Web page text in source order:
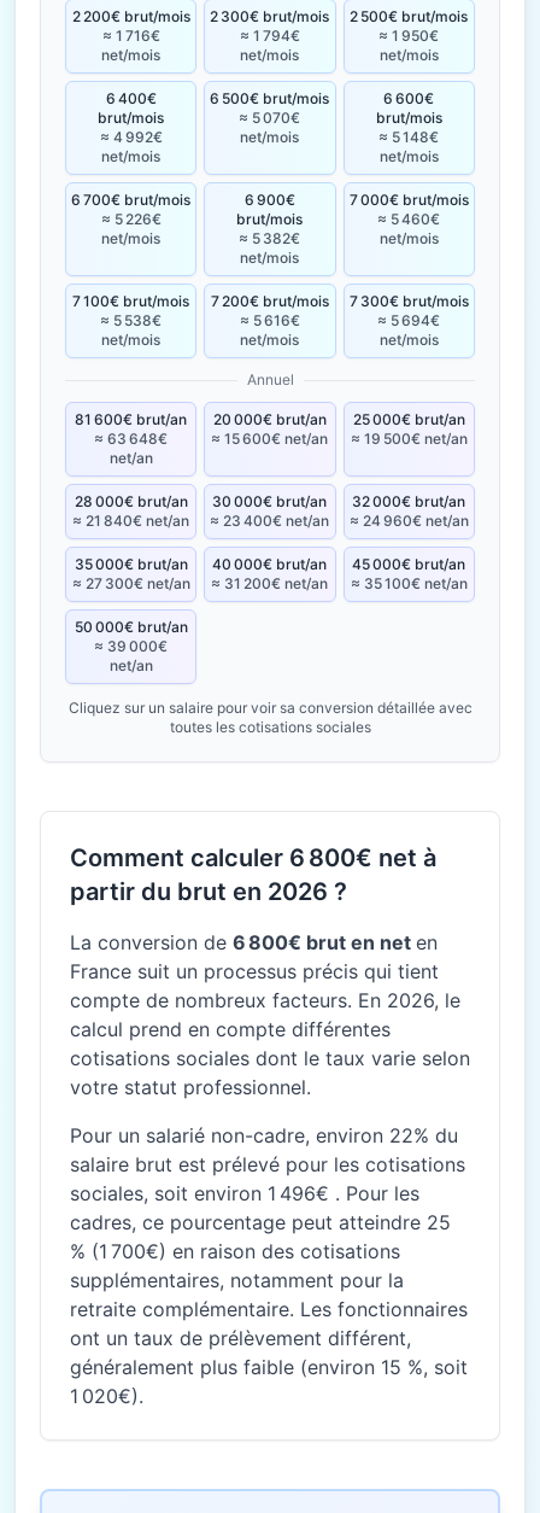
2 200€ brut/mois
≈ 1 716€
net/mois
2 300€ brut/mois
≈ 1 794€
net/mois
2 500€ brut/mois
≈ 1 950€
net/mois
6 400€
brut/mois
≈ 4 992€
net/mois
6 500€ brut/mois
≈ 5 070€
net/mois
6 600€
brut/mois
≈ 5 148€
net/mois
6 700€ brut/mois
≈ 5 226€
net/mois
6 900€
brut/mois
≈ 5 382€
net/mois
7 000€ brut/mois
≈ 5 460€
net/mois
7 100€ brut/mois
≈ 5 538€
net/mois
7 200€ brut/mois
≈ 5 616€
net/mois
7 300€ brut/mois
≈ 5 694€
net/mois
Annuel
81 600€ brut/an
≈ 63 648€
net/an
20 000€ brut/an
≈ 15 600€ net/an
25 000€ brut/an
≈ 19 500€ net/an
28 000€ brut/an
≈ 21 840€ net/an
30 000€ brut/an
≈ 23 400€ net/an
32 000€ brut/an
≈ 24 960€ net/an
35 000€ brut/an
≈ 27 300€ net/an
40 000€ brut/an
≈ 31 200€ net/an
45 000€ brut/an
≈ 35 100€ net/an
50 000€ brut/an
≈ 39 000€
net/an
Cliquez sur un salaire pour voir sa conversion détaillée avec
toutes les cotisations sociales
Comment calculer 6 800€ net à
partir du brut en 2026 ?
La conversion de 6 800€ brut en net en
France suit un processus précis qui tient
compte de nombreux facteurs. En 2026, le
calcul prend en compte différentes
cotisations sociales dont le taux varie selon
votre statut professionnel.
Pour un salarié non-cadre, environ 22% du
salaire brut est prélevé pour les cotisations
sociales, soit environ 1 496€ . Pour les
cadres, ce pourcentage peut atteindre 25
% (1 700€) en raison des cotisations
supplémentaires, notamment pour la
retraite complémentaire. Les fonctionnaires
ont un taux de prélèvement différent,
généralement plus faible (environ 15 %, soit
1 020€).